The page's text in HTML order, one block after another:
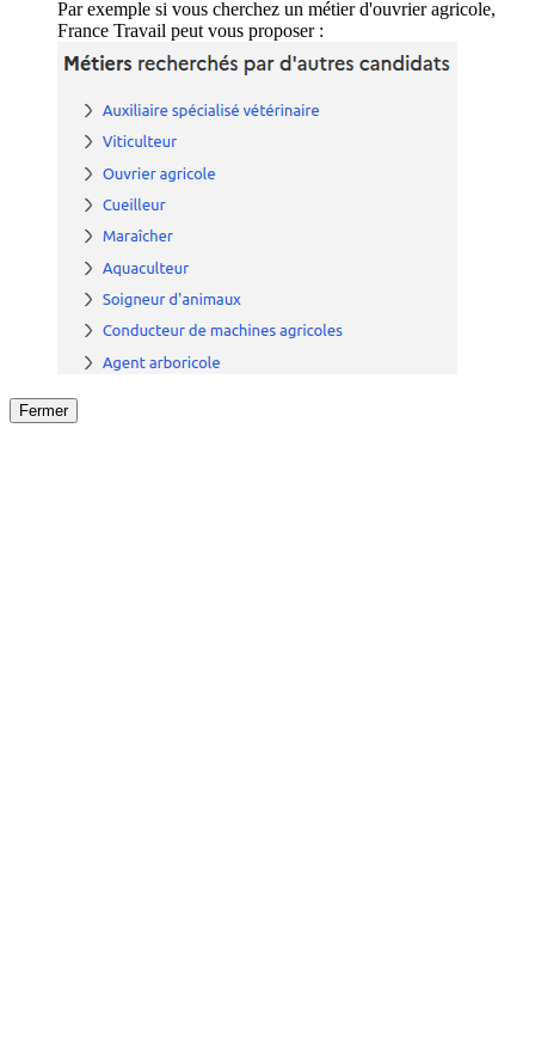
Par exemple si vous cherchez un métier d'ouvrier agricole,
France Travail peut vous proposer :
Fermer